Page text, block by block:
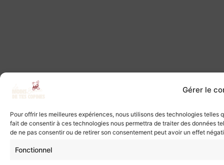
Gérer le
Pour offrir les meilleures expériences, nous utilisons des technologies
fait de consentir à ces technologies nous permettra de traiter des données
de ne pas consentir ou de retirer son consentement peut avoir un effet
Fonctionnel